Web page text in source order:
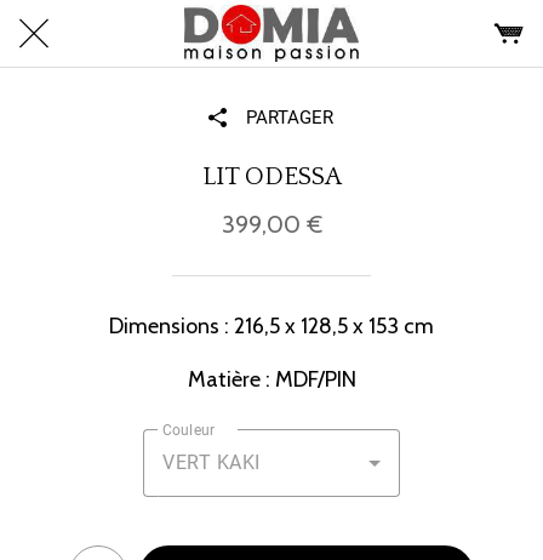
PARTAGER
LIT ODESSA
399,00 €
Dimensions : 216,5 x 128,5 x 153 cm
Matière : MDF/PIN
Couleur
VERT KAKI